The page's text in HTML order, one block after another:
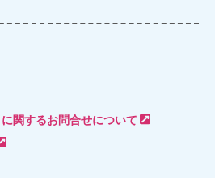
に関するお問合せについて